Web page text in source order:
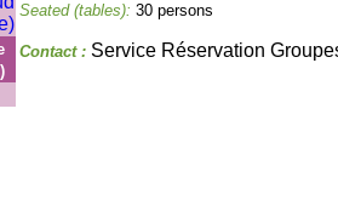
Seated (tables): 30 persons
Contact : Service Réservation